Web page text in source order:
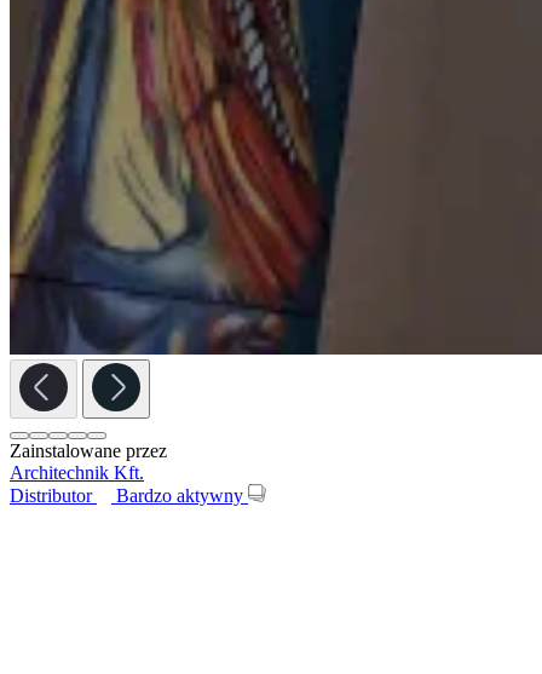
Zainstalowane przez
Architechnik Kft.
Distributor
Bardzo aktywny